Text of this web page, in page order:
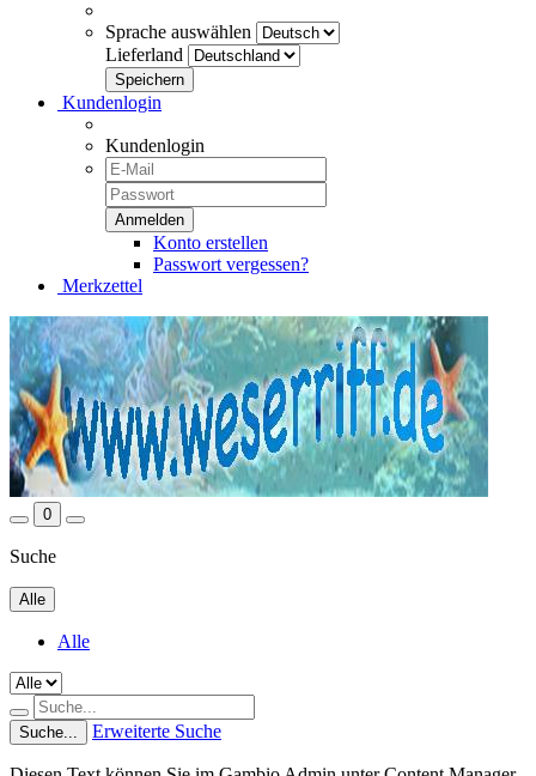
Sprache auswählen
Lieferland
Kundenlogin
Kundenlogin
Konto erstellen
Passwort vergessen?
Merkzettel
0
Suche
Alle
Alle
Suche... Erweiterte Suche